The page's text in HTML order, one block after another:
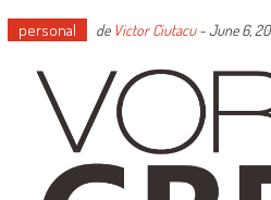
personal de Victor Ciutacu-June 6,